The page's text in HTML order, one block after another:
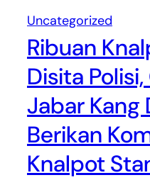
Uncategorized
Ribuan
Disita
Jabar Kang
Berikan
Knalpot